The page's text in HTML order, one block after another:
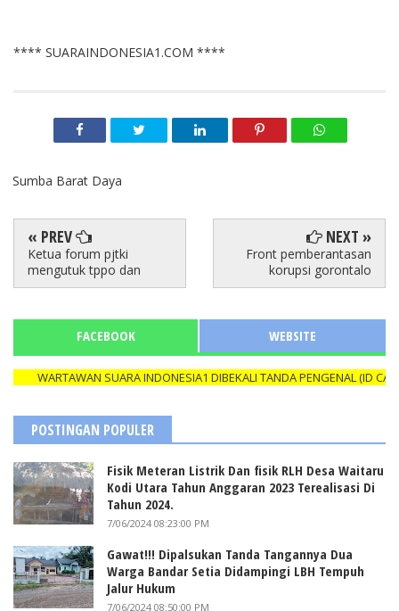
**** SUARAINDONESIA1.COM ****
Sumba Barat Daya
« PREV
Ketua forum pjtki
mengutuk tppo dan
NEXT »
Front pemberantasan
korupsi gorontalo
FACEBOOK WEBSITE
WARTAWAN SUARA INDONESIA1 DIBEKALI TANDA PENGENAL (ID
POSTINGAN POPULER
Fisik Meteran Listrik Dan fisik RLH Desa Waitaru
Kodi Utara Tahun Anggaran 2023 Terealisasi Di
Tahun 2024.
7/06/2024 08:23:00 PM
Gawat!!! Dipalsukan Tanda Tangannya Dua
Warga Bandar Setia Didampingi LBH Tempuh
Jalur Hukum
7/06/2024 08:50:00 PM